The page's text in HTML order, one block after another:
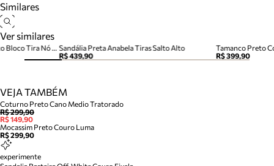
Similares
Ver similares
Sandália Preta Anabela Tiras Salto Alto
R$ 439,90
Tamanco Preto
R$ 399,90
Sandália Preta Couro Salto Alto Bloco Tira Nó Camila
VEJA TAMBÉM
Coturno Preto Cano Medio Tratorado
R$ 299,90
R$ 149,90
Mocassim Preto Couro Luma
R$ 299,90
experimente